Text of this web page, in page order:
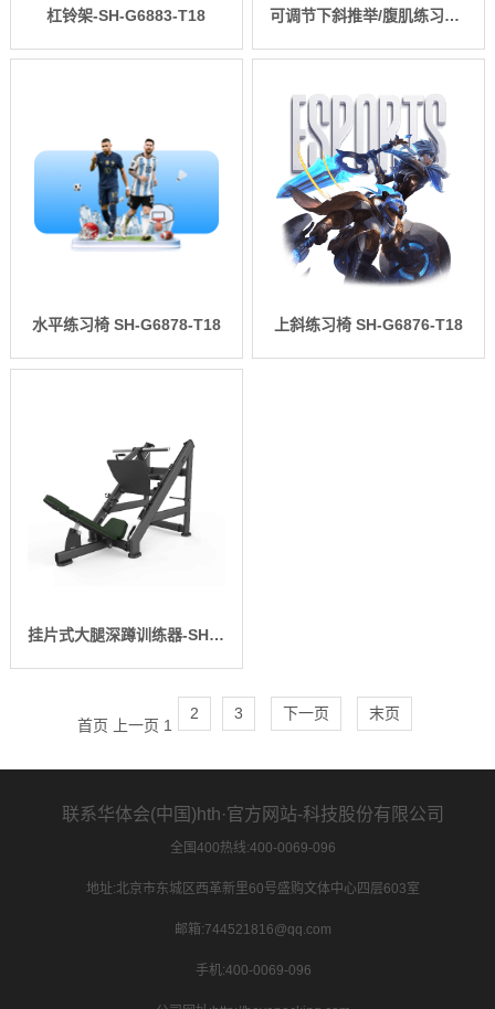
杠铃架-SH-G6883-T18 可调节下斜推举/腹肌练习椅 SH-G6879-T18
水平练习椅 SH-G6878-T18 上斜练习椅 SH-G6876-T18
挂片式大腿深蹲训练器-SH-G6874-T18
首页 上一页 1
2 3 下一页 末页
联系华体会(中国)hth·官方网站-科技股份有限公司
全国400热线:400-0069-096
地址:北京市东城区西革新里60号盛购文体中心四层603室
邮箱:744521816@qq.com
手机:400-0069-096